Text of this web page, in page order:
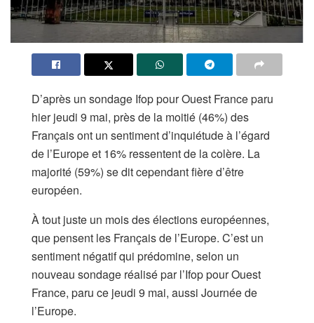
D’après un sondage Ifop pour Ouest France paru
hier jeudi 9 mai, près de la moitié (46%) des
Français ont un sentiment d’inquiétude à l’égard
de l’Europe et 16% ressentent de la colère. La
majorité (59%) se dit cependant fière d’être
européen.
À tout juste un mois des élections européennes,
que pensent les Français de l’Europe. C’est un
sentiment négatif qui prédomine, selon un
nouveau sondage réalisé par l’Ifop pour Ouest
France, paru ce jeudi 9 mai, aussi Journée de
l’Europe.